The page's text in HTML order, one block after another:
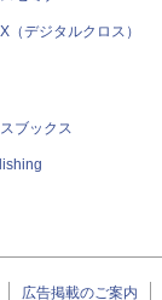
（デジタルクロス）
ブックス
広告掲載のご案内